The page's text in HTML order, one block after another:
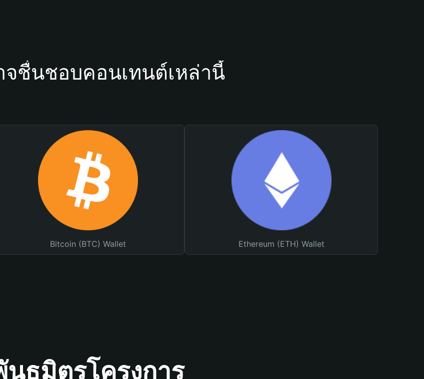
ชื่นชอบคอนเทนต์เหล่านี้
Bitcoin (BTC) Wallet Ethereum (ETH) Wallet
นธมิตรโครงการ